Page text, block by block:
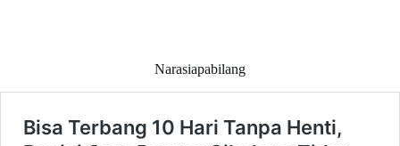
Narasiapabilang